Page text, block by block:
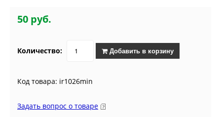
50 руб.
Количество: Добавить в корзину
Код товара: ir1026min
Задать вопрос о товаре